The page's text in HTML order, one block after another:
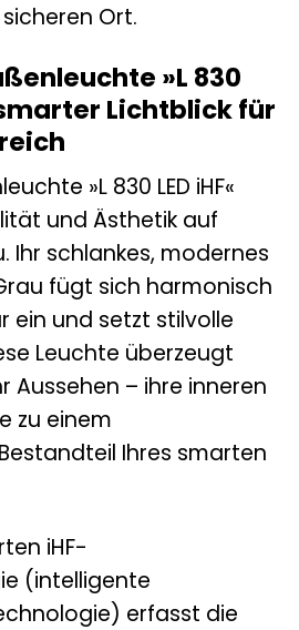
Ort.
»L 830
smarter Lichtblick für
»L 830 LED iHF«
und Ästhetik auf
Ihr schlankes, modernes
fügt sich harmonisch
ein und setzt stilvolle
Leuchte überzeugt
Aussehen – ihre inneren
zu einem
Ihres smarten
iHF-
(intelligente
erfasst die